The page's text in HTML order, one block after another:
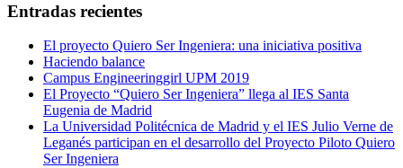
Entradas recientes
El proyecto Quiero Ser Ingeniera: una iniciativa positiva
Haciendo balance
Campus Engineeringgirl UPM 2019
El Proyecto “Quiero Ser Ingeniera” llega al IES Santa
Eugenia de Madrid
La Universidad Politécnica de Madrid y el IES Julio Verne de
Leganés participan en el desarrollo del Proyecto Piloto Quiero
Ser Ingeniera